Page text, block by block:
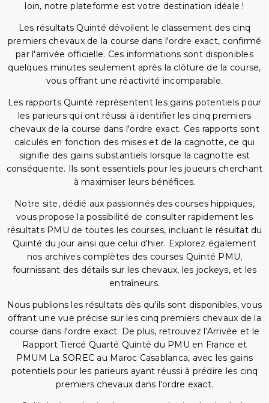
loin, notre plateforme est votre destination idéale !
Les résultats Quinté dévoilent le classement des cinq
premiers chevaux de la course dans l'ordre exact, confirmé
par l'arrivée officielle. Ces informations sont disponibles
quelques minutes seulement après la clôture de la course,
vous offrant une réactivité incomparable.
Les rapports Quinté représentent les gains potentiels pour
les parieurs qui ont réussi à identifier les cinq premiers
chevaux de la course dans l'ordre exact. Ces rapports sont
calculés en fonction des mises et de la cagnotte, ce qui
signifie des gains substantiels lorsque la cagnotte est
conséquente. Ils sont essentiels pour les joueurs cherchant
à maximiser leurs bénéfices.
Notre site, dédié aux passionnés des courses hippiques,
vous propose la possibilité de consulter rapidement les
résultats PMU de toutes les courses, incluant le résultat du
Quinté du jour ainsi que celui d'hier. Explorez également
nos archives complètes des courses Quinté PMU,
fournissant des détails sur les chevaux, les jockeys, et les
entraîneurs.
Nous publions les résultats dès qu'ils sont disponibles, vous
offrant une vue précise sur les cinq premiers chevaux de la
course dans l'ordre exact. De plus, retrouvez l'Arrivée et le
Rapport Tiercé Quarté Quinté du PMU en France et
PMUM La SOREC au Maroc Casablanca, avec les gains
potentiels pour les parieurs ayant réussi à prédire les cinq
premiers chevaux dans l'ordre exact.